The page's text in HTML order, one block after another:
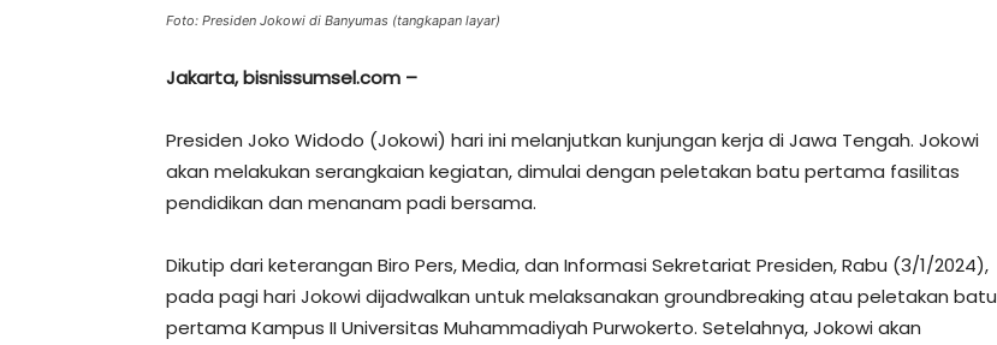
Foto: Presiden Jokowi di Banyumas (tangkapan layar)
Jakarta, bisnissumsel.com –
Presiden Joko Widodo (Jokowi) hari ini melanjutkan kunjungan kerja di Jawa Tengah. Jokowi
akan melakukan serangkaian kegiatan, dimulai dengan peletakan batu pertama fasilitas
pendidikan dan menanam padi bersama.
Dikutip dari keterangan Biro Pers, Media, dan Informasi Sekretariat Presiden, Rabu (3/1/2024),
pada pagi hari Jokowi dijadwalkan untuk melaksanakan groundbreaking atau peletakan batu
pertama Kampus II Universitas Muhammadiyah Purwokerto. Setelahnya, Jokowi akan